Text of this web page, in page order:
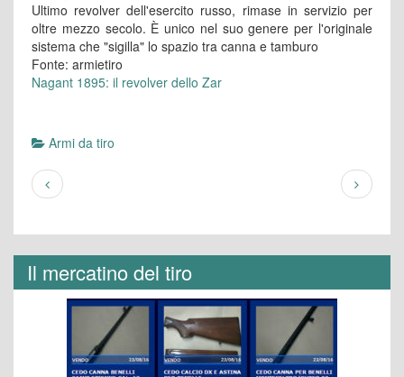
Ultimo revolver dell'esercito russo, rimase in servizio per
oltre mezzo secolo. È unico nel suo genere per l'originale
sistema che "sigilla" lo spazio tra canna e tamburo
Fonte: armietiro
Nagant 1895: il revolver dello Zar
Armi da tiro
Il mercatino del tiro